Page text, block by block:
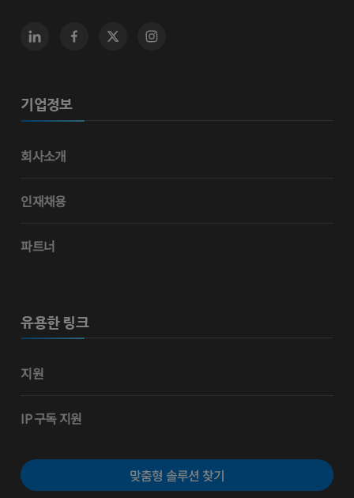
기업정보
회사소개
인재채용
파트너
유용한 링크
지원
IP 구독 지원
맞춤형 솔루션 찾기